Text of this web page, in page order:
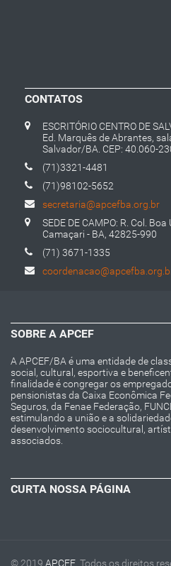
CONTATOS
ESCRITÓRIO CENTRO DE
Ed. Marquês de Abrantes,
Salvador/BA. CEP: 40.060-
(71)3321-4481
(71)98102-5652
secretaria@apcefba.org.br
SEDE DE CAMPO: R. Col.
Camaçari - BA, 42825-990
(71) 3671-1335
SOBRE A APCEF
A APCEF/BA é uma entidade de
social, cultural, esportiva e
finalidade é congregar os
pensionistas da Caixa Econômica
Seguros, da Fenae Federação,
estimulando a união e a
desenvolvimento sociocultural,
associados.
CURTA NOSSA PÁGINA
© 2019 APCEF . Todos os direitos